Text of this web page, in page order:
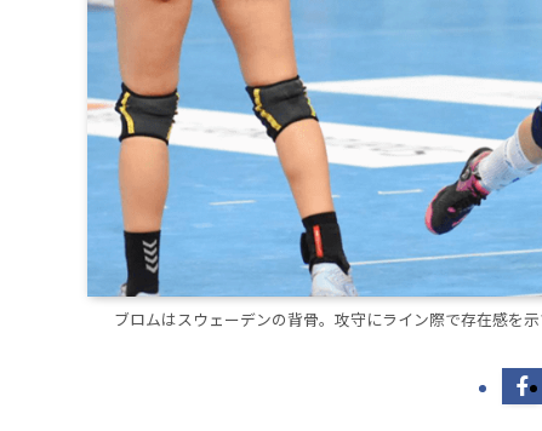
ブロムはスウェーデンの背骨。攻守にライン際で存在感を